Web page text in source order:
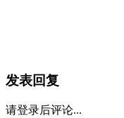
发表回复
请登录后评论...